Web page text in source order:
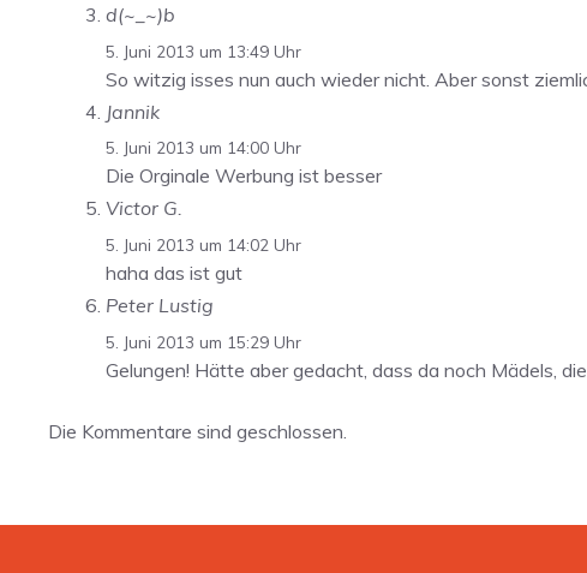
d(~_~)b
5. Juni 2013 um 13:49 Uhr
So witzig isses nun auch wieder nicht. Aber sonst
Jannik
5. Juni 2013 um 14:00 Uhr
Die Orginale Werbung ist besser
Victor G.
5. Juni 2013 um 14:02 Uhr
haha das ist gut
Peter Lustig
5. Juni 2013 um 15:29 Uhr
Gelungen! Hätte aber gedacht, dass da noch Mädels,
Die Kommentare sind geschlossen.